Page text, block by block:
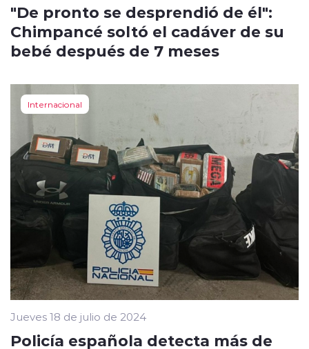
"De pronto se desprendió de él":
Chimpancé soltó el cadáver de su
bebé después de 7 meses
Internacional
Jueves 18 de julio de 2024
Policía española detecta más de